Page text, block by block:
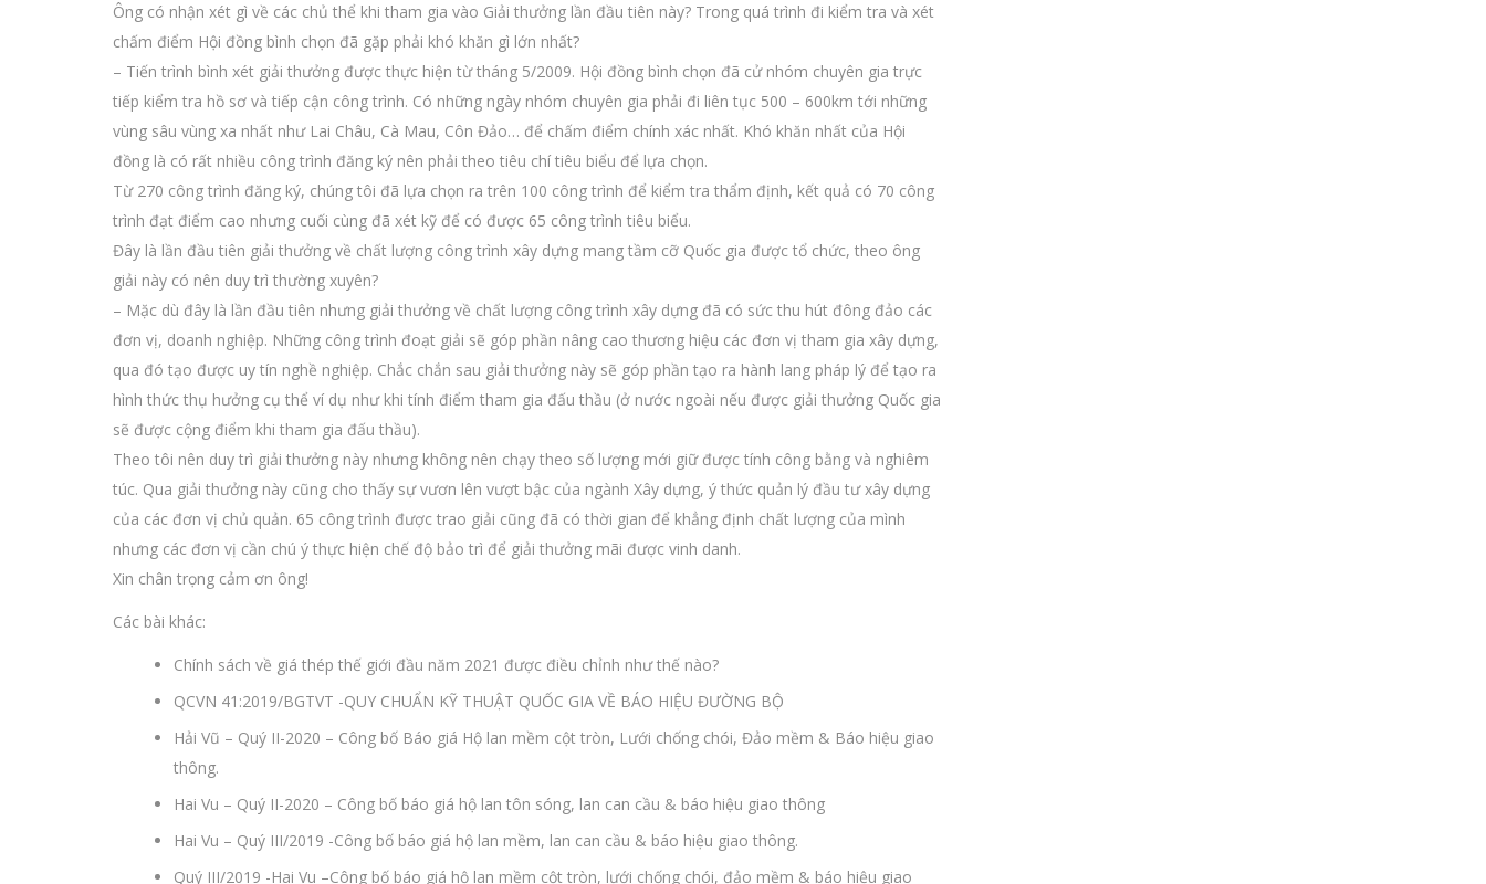
Ông có nhận xét gì về các chủ thể khi tham gia vào Giải thưởng lần đầu tiên này? Trong quá trình đi kiểm tra và xét
chấm điểm Hội đồng bình chọn đã gặp phải khó khăn gì lớn nhất?
– Tiến trình bình xét giải thưởng được thực hiện từ tháng 5/2009. Hội đồng bình chọn đã cử nhóm chuyên gia trực
tiếp kiểm tra hồ sơ và tiếp cận công trình. Có những ngày nhóm chuyên gia phải đi liên tục 500 – 600km tới những
vùng sâu vùng xa nhất như Lai Châu, Cà Mau, Côn Đảo… để chấm điểm chính xác nhất. Khó khăn nhất của Hội
đồng là có rất nhiều công trình đăng ký nên phải theo tiêu chí tiêu biểu để lựa chọn.
Từ 270 công trình đăng ký, chúng tôi đã lựa chọn ra trên 100 công trình để kiểm tra thẩm định, kết quả có 70 công
trình đạt điểm cao nhưng cuối cùng đã xét kỹ để có được 65 công trình tiêu biểu.
Đây là lần đầu tiên giải thưởng về chất lượng công trình xây dựng mang tầm cỡ Quốc gia được tổ chức, theo ông
giải này có nên duy trì thường xuyên?
– Mặc dù đây là lần đầu tiên nhưng giải thưởng về chất lượng công trình xây dựng đã có sức thu hút đông đảo các
đơn vị, doanh nghiệp. Những công trình đoạt giải sẽ góp phần nâng cao thương hiệu các đơn vị tham gia xây dựng,
qua đó tạo được uy tín nghề nghiệp. Chắc chắn sau giải thưởng này sẽ góp phần tạo ra hành lang pháp lý để tạo ra
hình thức thụ hưởng cụ thể ví dụ như khi tính điểm tham gia đấu thầu (ở nước ngoài nếu được giải thưởng Quốc gia
sẽ được cộng điểm khi tham gia đấu thầu).
Theo tôi nên duy trì giải thưởng này nhưng không nên chạy theo số lượng mới giữ được tính công bằng và nghiêm
túc. Qua giải thưởng này cũng cho thấy sự vươn lên vượt bậc của ngành Xây dựng, ý thức quản lý đầu tư xây dựng
của các đơn vị chủ quản. 65 công trình được trao giải cũng đã có thời gian để khẳng định chất lượng của mình
nhưng các đơn vị cần chú ý thực hiện chế độ bảo trì để giải thưởng mãi được vinh danh.
Xin chân trọng cảm ơn ông!
Các bài khác:
Chính sách về giá thép thế giới đầu năm 2021 được điều chỉnh như thế nào?
QCVN 41:2019/BGTVT -QUY CHUẨN KỸ THUẬT QUỐC GIA VỀ BÁO HIỆU ĐƯỜNG BỘ
Hải Vũ – Quý II-2020 – Công bố Báo giá Hộ lan mềm cột tròn, Lưới chống chói, Đảo mềm & Báo hiệu giao
thông.
Hai Vu – Quý II-2020 – Công bố báo giá hộ lan tôn sóng, lan can cầu & báo hiệu giao thông
Hai Vu – Quý III/2019 -Công bố báo giá hộ lan mềm, lan can cầu & báo hiệu giao thông.
Quý III/2019 -Hai Vu –Công bố báo giá hộ lan mềm cột tròn, lưới chống chói, đảo mềm & báo hiệu giao